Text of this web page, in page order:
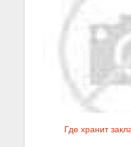
Где хранит